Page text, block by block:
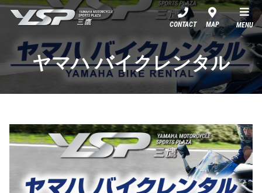
YSP三鷹
CONTACT MAP MENU
ヤマハ バイクレンタル